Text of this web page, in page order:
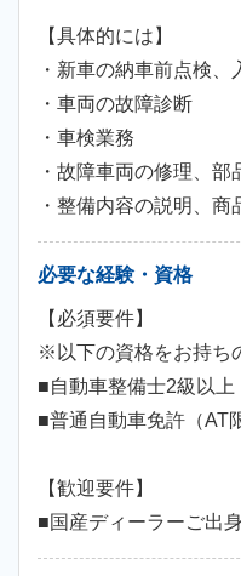
【具体的には】
・新車の納車前点検
・車両の故障診断
・車検業務
・故障車両の修理、部
・整備内容の説明、
必要な経験・資格
【必須要件】
※以下の資格をお持ち
■自動車整備士2級以上
■普通自動車免許（AT
【歓迎要件】
■国産ディーラーご出